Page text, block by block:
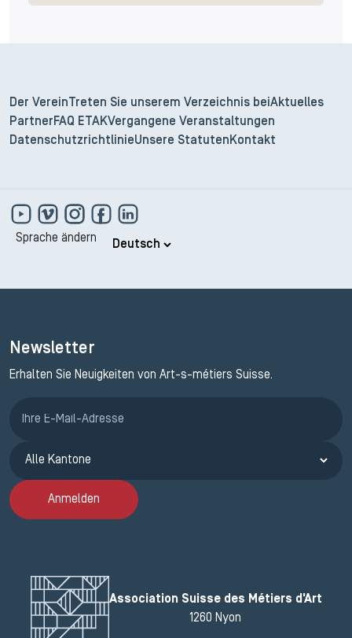
Der Verein Treten Sie unserem Verzeichnis beiAktuelles
Partner FAQ ETAKVergangene Veranstaltungen
DatenschutzrichtlinieUnsere Statuten Kontakt
Sprache ändern
Newsletter
Erhalten Sie Neuigkeiten von Art-s-métiers Suisse.
Anmelden
Association Suisse des Métiers d'Art
1260 Nyon